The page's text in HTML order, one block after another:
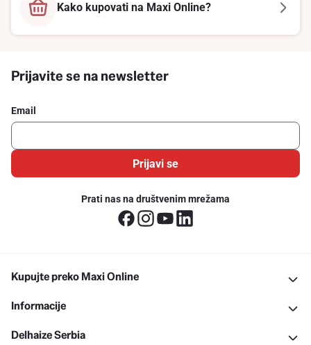
Kako kupovati na Maxi Online?
Prijavite se na newsletter
Email
Prijavi se
Prati nas na društvenim mrežama
Kupujte preko Maxi Online
Informacije
Delhaize Serbia